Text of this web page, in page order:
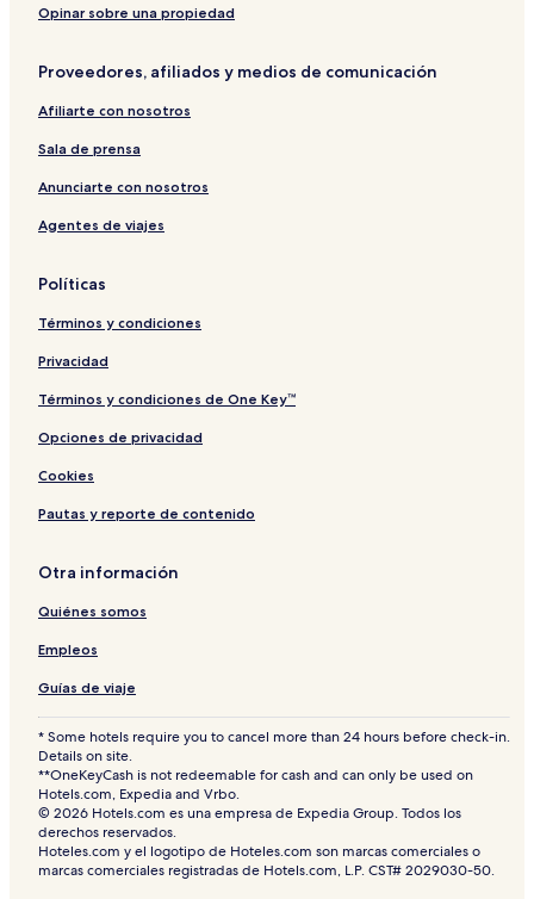
Opinar sobre una propiedad
Proveedores, afiliados y medios de comunicación
Afiliarte con nosotros
Sala de prensa
Anunciarte con nosotros
Agentes de viajes
Políticas
Términos y condiciones
Privacidad
Términos y condiciones de One Key™
Opciones de privacidad
Cookies
Pautas y reporte de contenido
Otra información
Quiénes somos
Empleos
Guías de viaje
* Some hotels require you to cancel more than 24 hours before check-in.
Details on site.
**OneKeyCash is not redeemable for cash and can only be used on
Hotels.com, Expedia and Vrbo.
© 2026 Hotels.com es una empresa de Expedia Group. Todos los
derechos reservados.
Hoteles.com y el logotipo de Hoteles.com son marcas comerciales o
marcas comerciales registradas de Hotels.com, L.P. CST# 2029030-50.